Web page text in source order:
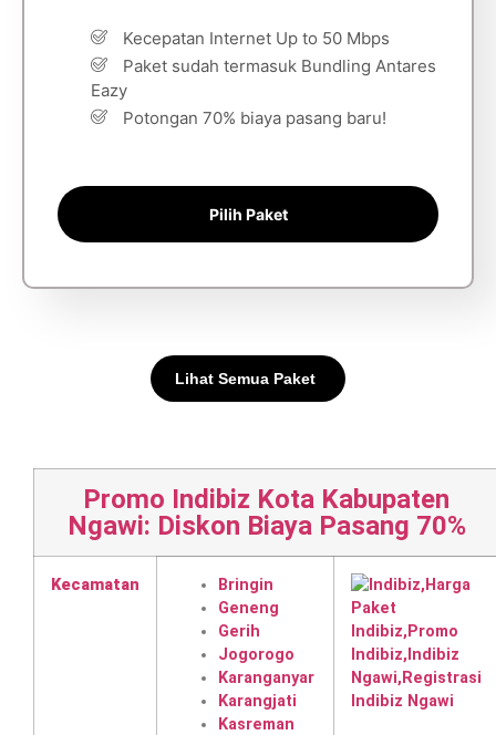
Kecepatan Internet Up to 50 Mbps
Paket sudah termasuk Bundling Antares
Eazy
Potongan 70% biaya pasang baru!
Pilih Paket
Lihat Semua Paket
Promo Indibiz Kota Kabupaten
Ngawi: Diskon Biaya Pasang 70%
Kecamatan
Bringin
Geneng
Gerih
Jogorogo
Karanganyar
Karangjati
Kasreman